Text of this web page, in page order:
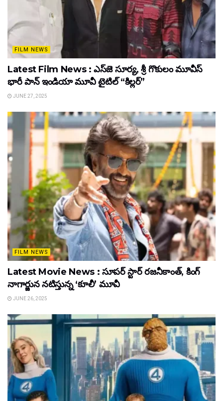
FILM NEWS
Latest Film News : ఎస్‌జె సూర్య, శ్రీ గొకులం మూవీస్‌
భారీ పాన్‌ ఇండియా మూవీ టైటిల్ “కిల్లర్”
JUNE 27, 2025
FILM NEWS
Latest Movie News : సూపర్ స్టార్ రజనీకాంత్, కింగ్
నాగార్జున నటిస్తున్న ‘కూలీ’ మూవీ
JUNE 26, 2025